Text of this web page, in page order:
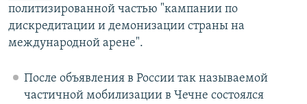
политизированной частью "кампании по
дискредитации и демонизации страны на
международной арене".
После объявления в России так называемой
частичной мобилизации в Чечне состоялся